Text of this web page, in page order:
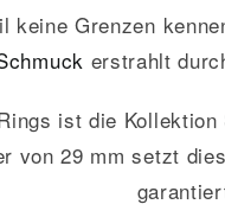
keine Grenzen
erstrahlt
ist die Kollektion
von 29 mm setzt